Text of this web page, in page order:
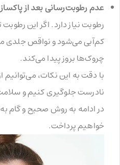
عدم رطوبت‌رسانی بعد از
رطوبت نیاز دارد. اگر این
کم‌آبی می‌شود و نواقص جلدی
چروک‌ها بروز پیدا می‌کند.
با دقت به این نکات، می‌توانیم
نادرست جلوگیری کنیم و
در ادامه به روش صحیح و گام
خواهیم پرداخت.